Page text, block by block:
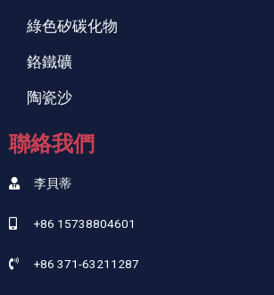
綠色矽碳化物
鉻鐵礦
陶瓷沙
聯絡我們
李貝蒂
+86 15738804601
+86 371-63211287